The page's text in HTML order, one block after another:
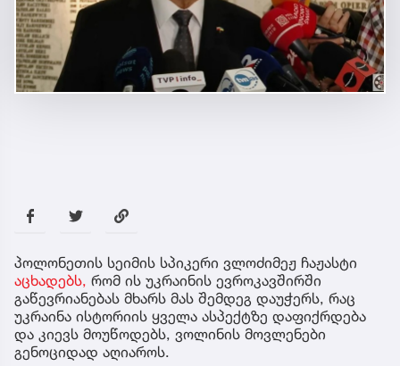
პოლონეთის სეიმის სპიკერი ვლოძიმეჟ ჩაჟასტი
აცხადებს, რომ ის უკრაინის ევროკავშირში
გაწევრიანებას მხარს მას შემდეგ დაუჭერს, რაც
უკრაინა ისტორიის ყველა ასპექტზე დაფიქრდება
და კიევს მოუწოდებს, ვოლინის მოვლენები
გენოციდად აღიაროს.